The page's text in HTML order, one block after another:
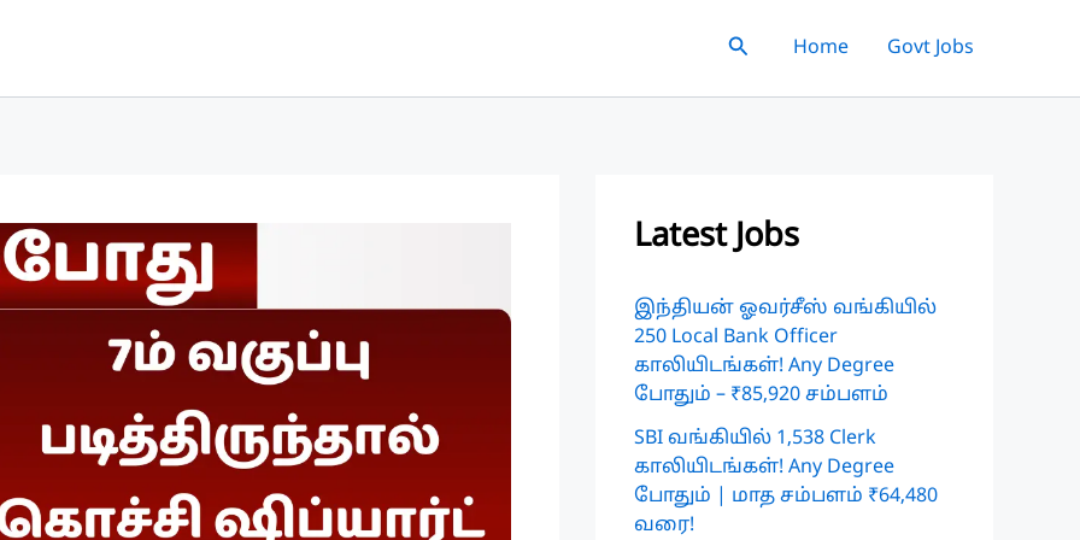
SearchHome Govt Jobs
Latest Jobs
இந்தியன் ஓவர்சீஸ் வங்கியில்
250 Local Bank Officer
காலியிடங்கள்! Any Degree
போதும் – ₹85,920 சம்பளம்
SBI வங்கியில் 1,538 Clerk
காலியிடங்கள்! Any Degree
போதும் | மாத சம்பளம் ₹64,480
வரை!